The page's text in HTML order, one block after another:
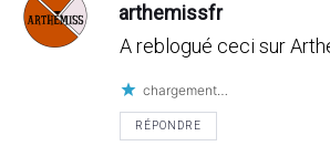
arthemissfr
A reblogué ceci sur
chargement…
RÉPONDRE